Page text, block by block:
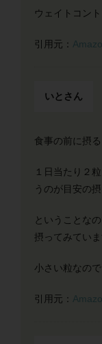
ウェイトコン
引用元：
いとさん
食事の前に摂
１日当たり２
うのが目安の
ということな
摂ってみていま
小さい粒なの
引用元：